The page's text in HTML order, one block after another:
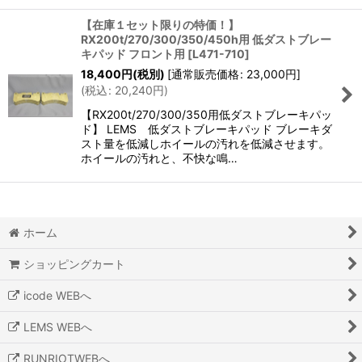
【在庫１セット限りの特価！】
RX200t/270/300/350/450h用 低ダストブレー
キパッド フロント用 [L471-710]
18,400円(税別) [通常販売価格: 23,000円]
(税込: 20,240円)
【RX200t/270/300/350用低ダストブレーキパッ
ド】 LEMS 低ダストブレーキパッド ブレーキダ
スト量を低減しホイールの汚れを低減させます。
ホイールの汚れと、不快な鳴…
ホーム
ショッピングカート
icode WEBへ
LEMS WEBへ
RUNRIOTWEBへ